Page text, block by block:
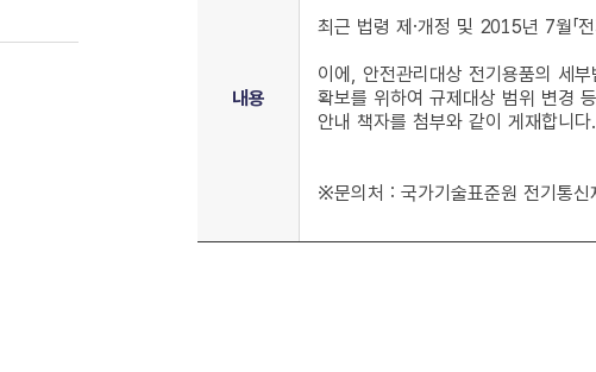
내용
최근 법령 제․개정 및 2015년 7월「
이에, 안전관리대상 전기용품의 세
확보를 위하여 규제대상 범위 변경
안내 책자를 첨부와 같이 게재합니다
※문의처 : 국가기술표준원 전기통